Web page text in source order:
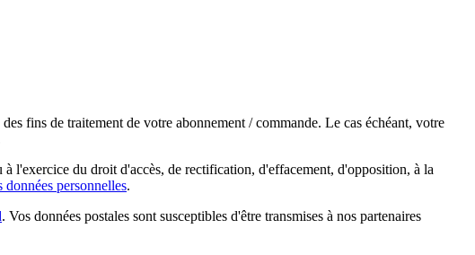
fins de traitement de votre abonnement / commande. Le cas échéant, votre
l'exercice du droit d'accès, de rectification, d'effacement, d'opposition, à la
données personnelles.
. Vos données postales sont susceptibles d'être transmises à nos partenaires